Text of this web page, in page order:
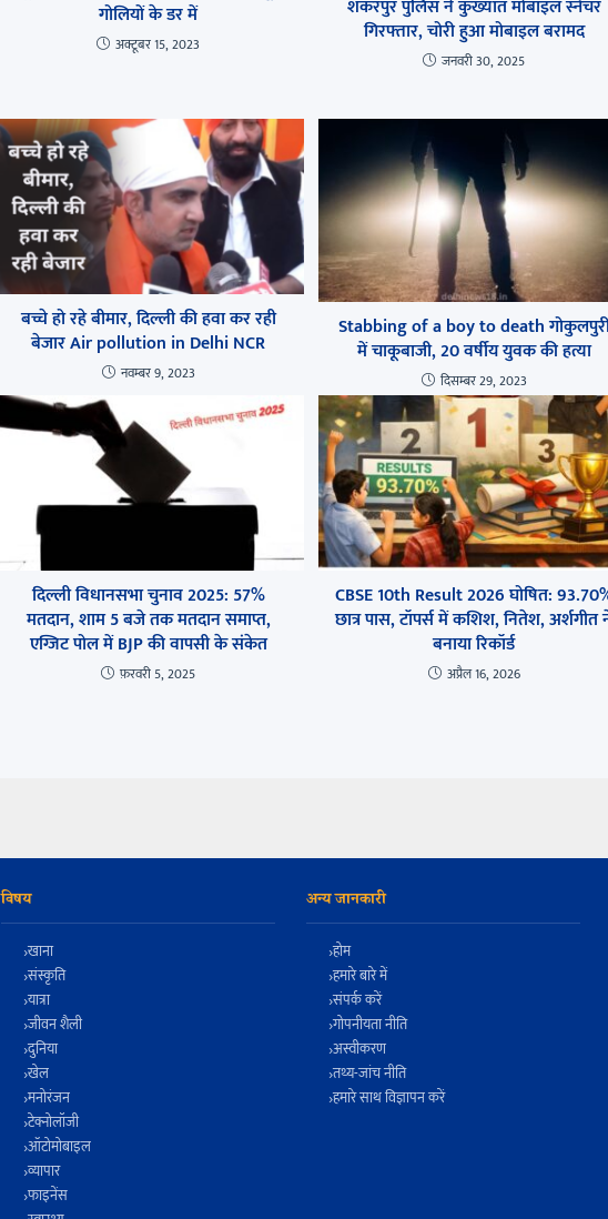
गोलियों के डर में
अक्टूबर 15, 2023
शकरपुर पुलिस ने कुख्यात मोबाइल स्नैचर
गिरफ्तार, चोरी हुआ मोबाइल बरामद
जनवरी 30, 2025
बच्चे हो रहे बीमार, दिल्ली की हवा कर रही
बेजार Air pollution in Delhi NCR
नवम्बर 9, 2023
Stabbing of a boy to death
में चाकूबाजी, 20 वर्षीय युवक की हत्या
दिसम्बर 29, 2023
दिल्ली विधानसभा चुनाव 2025: 57%
मतदान, शाम 5 बजे तक मतदान समाप्त,
एग्जिट पोल में BJP की वापसी के संकेत
फ़रवरी 5, 2025
CBSE 10th Result 2026 घोषित:
छात्र पास, टॉपर्स में कशिश, नितेश, अर्शगीत
बनाया रिकॉर्ड
अप्रैल 16, 2026
विषय
खाना
संस्कृति
यात्रा
जीवन शैली
दुनिया
खेल
मनोरंजन
टेक्नोलॉजी
ऑटोमोबाइल
व्यापार
फाइनेंस
अन्य जानकारी
होम
हमारे बारे में
संपर्क करें
गोपनीयता नीति
अस्वीकरण
तथ्य-जांच नीति
हमारे साथ विज्ञापन करें